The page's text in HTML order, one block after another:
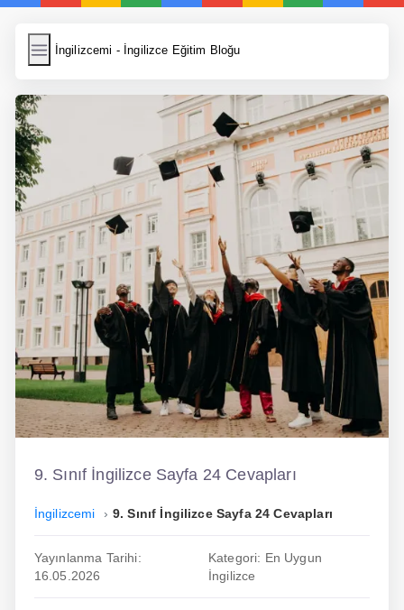
İngilizcemi - İngilizce Eğitim Bloğu
İngilizcemi
Wordpress Cache
Anasayfa
İngilizce Yemek Tarifleri
İngilizce Şarkı Sözleri
5 Günde İngilizce
Bilinçaltı İngilizce
İngilizce Biyografiler
İngilizce
Dil Eğitimi
En Kolay İngilizce
9. Sınıf İngilizce Sayfa 24 Cevapları
İngilizcemi 9. Sınıf İngilizce Sayfa 24 Cevapları
Yayınlanma Tarihi:
16.05.2026
Kategori: En Uygun
İngilizce